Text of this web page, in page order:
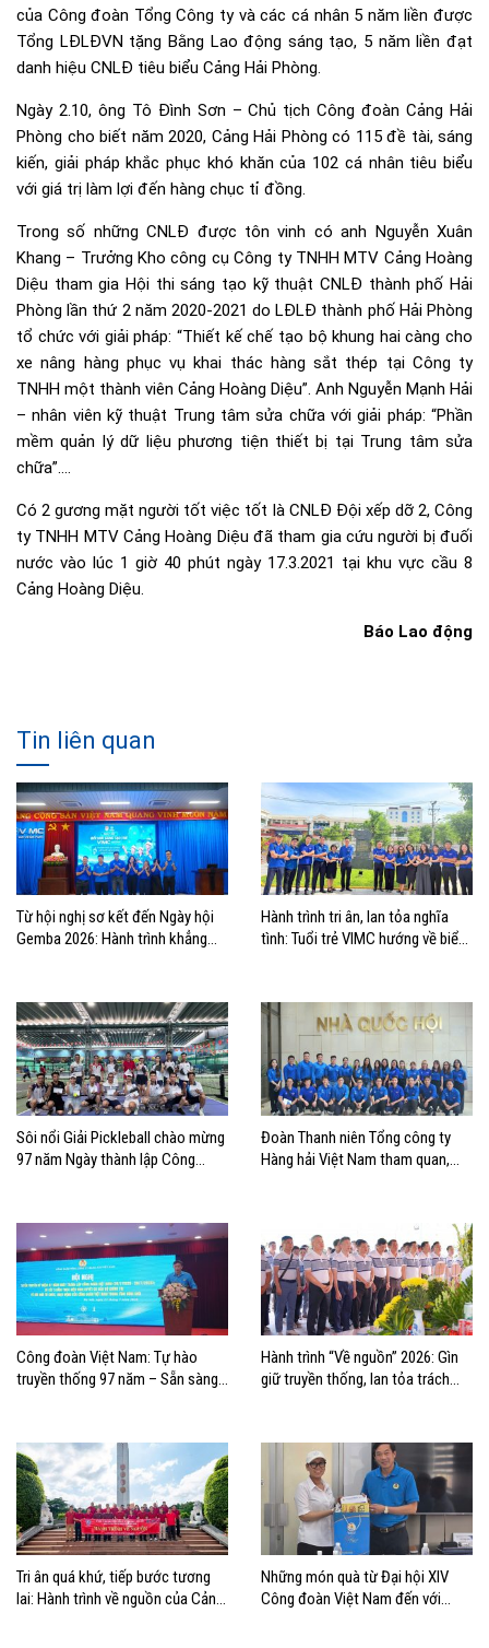
của Công đoàn Tổng Công ty và các cá nhân 5 năm liền được
Tổng LĐLĐVN tặng Bằng Lao động sáng tạo, 5 năm liền đạt
danh hiệu CNLĐ tiêu biểu Cảng Hải Phòng.
Ngày 2.10, ông Tô Đình Sơn – Chủ tịch Công đoàn Cảng Hải
Phòng cho biết năm 2020, Cảng Hải Phòng có 115 đề tài, sáng
kiến, giải pháp khắc phục khó khăn của 102 cá nhân tiêu biểu
với giá trị làm lợi đến hàng chục tỉ đồng.
Trong số những CNLĐ được tôn vinh có anh Nguyễn Xuân
Khang – Trưởng Kho công cụ Công ty TNHH MTV Cảng Hoàng
Diệu tham gia Hội thi sáng tạo kỹ thuật CNLĐ thành phố Hải
Phòng lần thứ 2 năm 2020-2021 do LĐLĐ thành phố Hải Phòng
tổ chức với giải pháp: “Thiết kế chế tạo bộ khung hai càng cho
xe nâng hàng phục vụ khai thác hàng sắt thép tại Công ty
TNHH một thành viên Cảng Hoàng Diệu”. Anh Nguyễn Mạnh Hải
– nhân viên kỹ thuật Trung tâm sửa chữa với giải pháp: “Phần
mềm quản lý dữ liệu phương tiện thiết bị tại Trung tâm sửa
chữa”….
Có 2 gương mặt người tốt việc tốt là CNLĐ Đội xếp dỡ 2, Công
ty TNHH MTV Cảng Hoàng Diệu đã tham gia cứu người bị đuối
nước vào lúc 1 giờ 40 phút ngày 17.3.2021 tại khu vực cầu 8
Cảng Hoàng Diệu.
Báo Lao động
Tin liên quan
Từ hội nghị sơ kết đến Ngày hội
Gemba 2026: Hành trình khẳng
Hành trình tri ân, lan tỏa nghĩa
tình: Tuổi trẻ VIMC hướng về biển
Sôi nổi Giải Pickleball chào mừng
97 năm Ngày thành lập Công
Đoàn Thanh niên Tổng công ty
Hàng hải Việt Nam tham quan,
Công đoàn Việt Nam: Tự hào
truyền thống 97 năm – Sẵn sàng
Hành trình “Về nguồn” 2026: Gìn
giữ truyền thống, lan tỏa trách
Tri ân quá khứ, tiếp bước tương
lai: Hành trình về nguồn của Cảng
Những món quà từ Đại hội XIV
Công đoàn Việt Nam đến với